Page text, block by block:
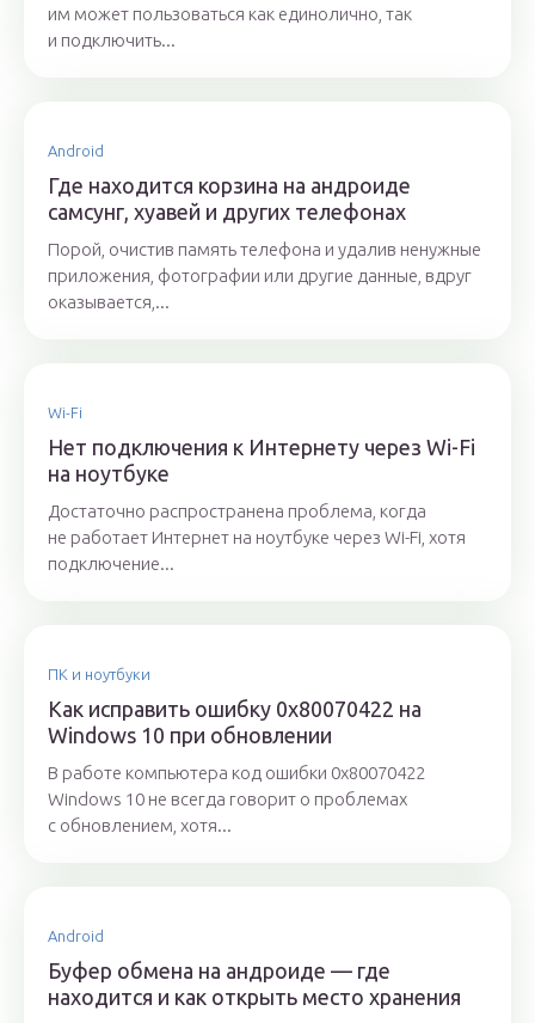
им может пользоваться как единолично, так
и подключить...
Android
Где находится корзина на андроиде
самсунг, хуавей и других телефонах
Порой, очистив память телефона и удалив ненужные
приложения, фотографии или другие данные, вдруг
оказывается,...
Wi-Fi
Нет подключения к Интернету через Wi-Fi
на ноутбуке
Достаточно распространена проблема, когда
не работает Интернет на ноутбуке через Wi-Fi, хотя
подключение...
ПК и ноутбуки
Как исправить ошибку 0x80070422 на
Windows 10 при обновлении
В работе компьютера код ошибки 0x80070422
Windows 10 не всегда говорит о проблемах
с обновлением, хотя...
Android
Буфер обмена на андроиде — где
находится и как открыть место хранения